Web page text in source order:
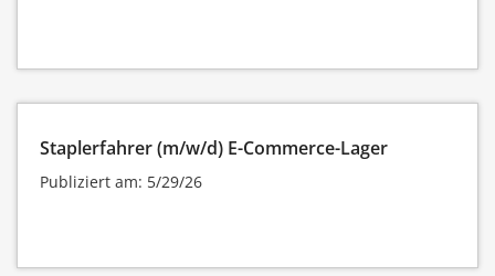
Staplerfahrer (m/w/d) E-Commerce-Lager
Publiziert am: 5/29/26